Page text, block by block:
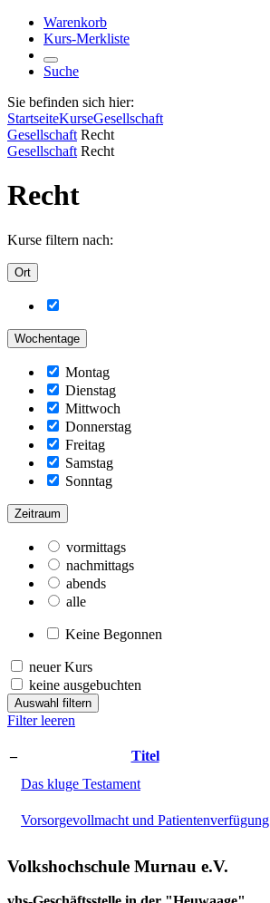
Warenkorb
Kurs-Merkliste
Suche
Sie befinden sich hier:
StartseiteKurseGesellschaft
Gesellschaft Recht
Gesellschaft Recht
Recht
Kurse filtern nach:
Ort
Wochentage
Montag
Dienstag
Mittwoch
Donnerstag
Freitag
Samstag
Sonntag
Zeitraum
vormittags
nachmittags
abends
alle
Keine Begonnen
neuer Kurs
keine ausgebuchten
Auswahl filtern
Filter leeren
– Titel
Das kluge Testament
Vorsorgevollmacht und Patientenverfügung
Volkshochschule Murnau e.V.